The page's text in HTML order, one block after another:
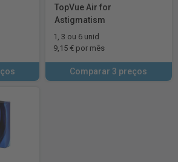
TopVue Air for
Astigmatism
1, 3 ou 6 unid
9,15 € por mês
Comparar 3 preços